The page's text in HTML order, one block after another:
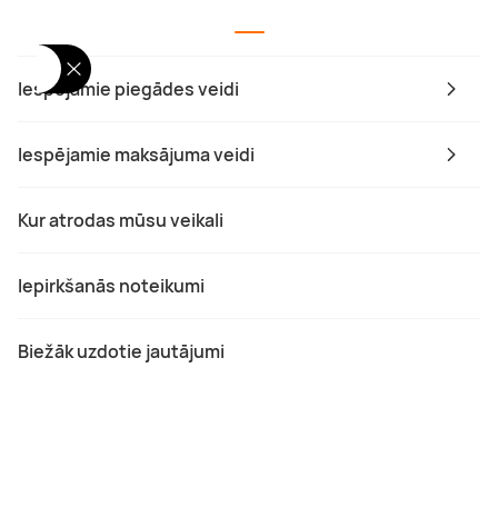
Iespējamie piegādes veidi
Iespējamie maksājuma veidi
Kur atrodas mūsu veikali
Iepirkšanās noteikumi
Biežāk uzdotie jautājumi